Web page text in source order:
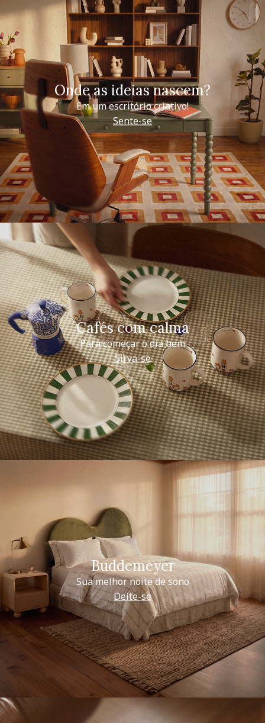
Onde as ideias nascem?
Em um escritório criativo!
Sente-se
Cafés com calma
Para começar o dia bem
Sirva-se
Buddemeyer
Sua melhor noite de sono
Deite-se